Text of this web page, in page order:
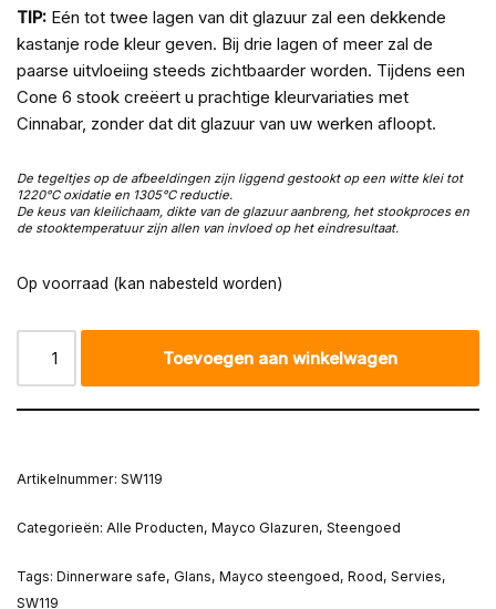
TIP: Eén tot twee lagen van dit glazuur zal een dekkende
kastanje rode kleur geven. Bij drie lagen of meer zal de
paarse uitvloeiing steeds zichtbaarder worden. Tijdens een
Cone 6 stook creëert u prachtige kleurvariaties met
Cinnabar, zonder dat dit glazuur van uw werken afloopt.
De tegeltjes op de afbeeldingen zijn liggend gestookt op een witte klei tot
1220°C oxidatie en 1305°C reductie.
De keus van kleilichaam, dikte van de glazuur aanbreng, het stookproces en
de stooktemperatuur zijn allen van invloed op het eindresultaat.
Op voorraad (kan nabesteld worden)
Toevoegen aan winkelwagen
Artikelnummer: SW119
Categorieën: Alle Producten, Mayco Glazuren, Steengoed
Tags: Dinnerware safe, Glans, Mayco steengoed, Rood, Servies,
SW119